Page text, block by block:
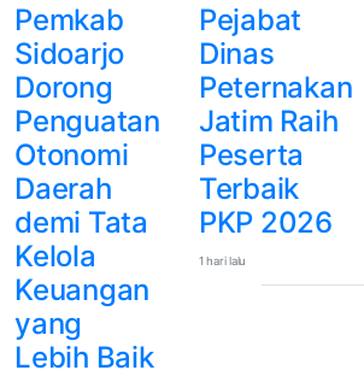
Pemkab
Sidoarjo
Dorong
Penguatan
Otonomi
Daerah
demi Tata
Kelola
Keuangan
yang
Lebih Baik
Pejabat
Dinas
Peternakan
Jatim Raih
Peserta
Terbaik
PKP 2026
1 hari lalu